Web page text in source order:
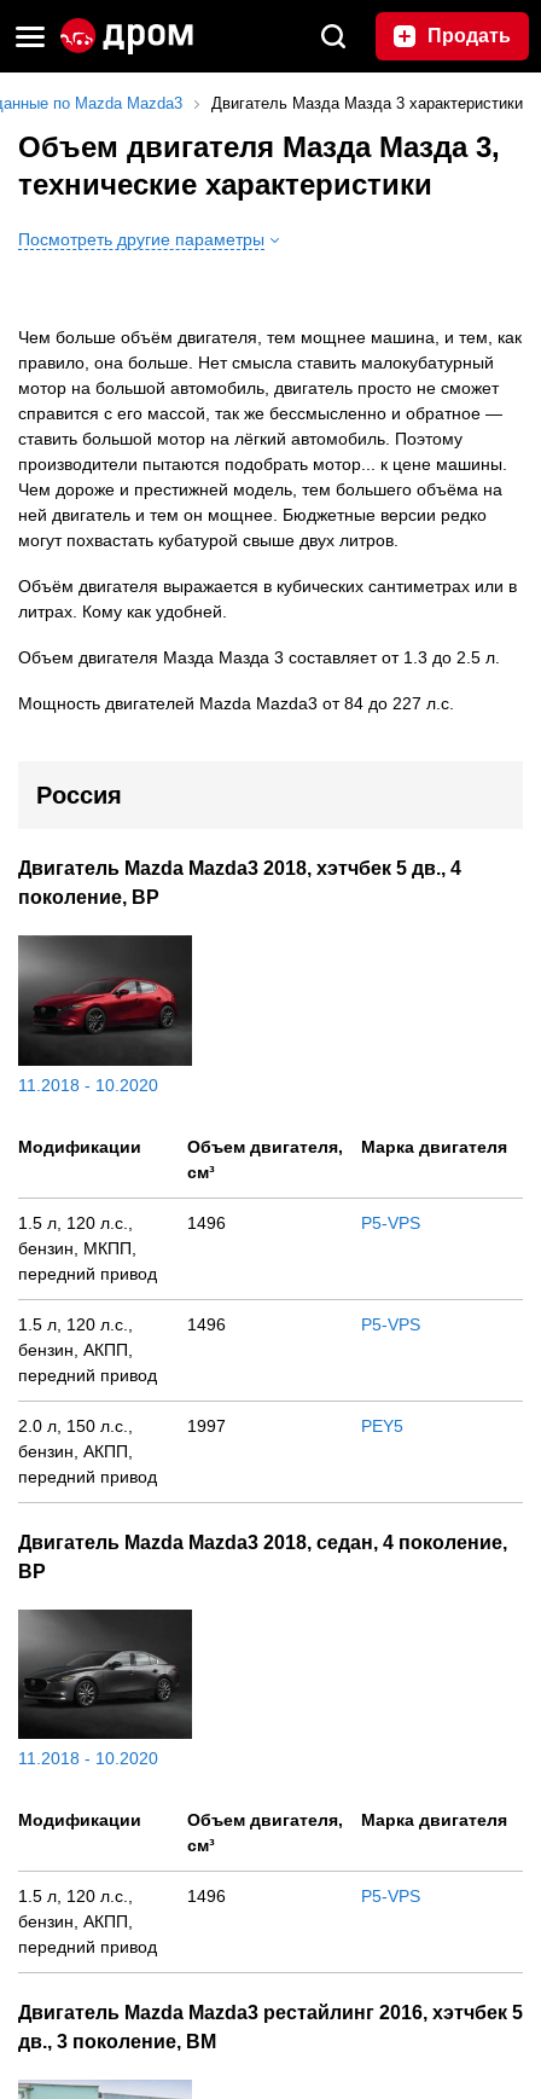
Продать
по Mazda Mazda3 Двигатель Мазда Мазда 3 характеристики
Объем двигателя Мазда Мазда 3,
технические характеристики
Посмотреть другие параметры
Чем больше объём двигателя, тем мощнее машина, и тем, как
правило, она больше. Нет смысла ставить малокубатурный
мотор на большой автомобиль, двигатель просто не сможет
справится с его массой, так же бессмысленно и обратное —
ставить большой мотор на лёгкий автомобиль. Поэтому
производители пытаются подобрать мотор... к цене машины.
Чем дороже и престижней модель, тем большего объёма на
ней двигатель и тем он мощнее. Бюджетные версии редко
могут похвастать кубатурой свыше двух литров.
Объём двигателя выражается в кубических сантиметрах или в
литрах. Кому как удобней.
Объем двигателя Мазда Мазда 3 составляет от 1.3 до 2.5 л.
Мощность двигателей Mazda Mazda3 от 84 до 227 л.с.
Россия
Двигатель Mazda Mazda3 2018, хэтчбек 5 дв., 4
поколение, BP
11.2018 - 10.2020
Модификации
Объем двигателя,
см³
Марка двигателя
1.5 л, 120 л.с.,
бензин, МКПП,
передний привод
1496 P5-VPS
1.5 л, 120 л.с.,
бензин, АКПП,
передний привод
1496 P5-VPS
2.0 л, 150 л.с.,
бензин, АКПП,
передний привод
1997 PEY5
Двигатель Mazda Mazda3 2018, седан, 4 поколение,
BP
11.2018 - 10.2020
Модификации
Объем двигателя,
см³
Марка двигателя
1.5 л, 120 л.с.,
бензин, АКПП,
передний привод
1496 P5-VPS
Двигатель Mazda Mazda3 рестайлинг 2016, хэтчбек 5
дв., 3 поколение, BM